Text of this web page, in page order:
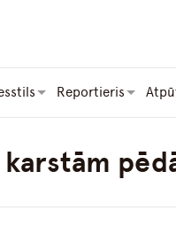
Reportieris